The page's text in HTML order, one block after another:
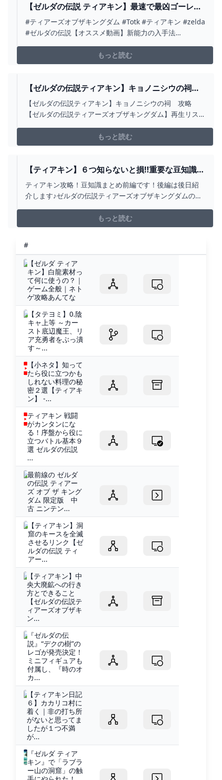
【ゼルダの伝説 ティアキン】最速で最凶ゴーレム
を”仲間”にする攻略方法を徹底解説！「太古より
の導き編」【ゼルダの伝説ティアーズオブザキン
#ティアーズオブザキングダム #Totk #ティアキン #zelda
#ゼルダの伝説【オススメ動画】新能力の入手法
https://youtu.be/vv3gH0X_k_kダークリンク入手法
https://youtu.be/r6xdYau...
もっと読む
【ゼルダの伝説ティアキン】キョノニシウの祠
攻略【ゼルダの伝説ティアーズオブザキングダ
ム】 - YOUTUBE
【ゼルダの伝説ティアキン】キョノニシウの祠 攻略
【ゼルダの伝説ティアーズオブザキングダム】再生リス
いです(^ω^*)⇩ のURLは再生リストのリンクです(^ω^*)
https://www.youtube.com/playlist?list=PLw30CFIEv9...
もっと読む
【ティアキン】６つ知らないと損!!重要な豆知識ま
とめ前編!!【ティアーズオブザキングダム】 -
YOUTUBE
ティアキン攻略！豆知識まとめ前編です！後編は後日紹
介します♪ゼルダの伝説ティアーズオブザキングダムの最
すすめ動画◆・常に大量所持必須級の４種アイテム大量
入手まとめhttps://youtu.be/2QtXjL06vDE・キースの目
もっと読む
#
【ゼルダ ティア
キン】白龍素材っ
て何に使うの？｜
ゲーム全般｜ネト
ゲ攻略あんてな
【タテヨミ】0.陰
キャ上等 ～カー
スト底辺魔王、リ
ア充勇者をぶっ潰
す～...
【小ネタ】知って
たら役に立つかも
しれない料理の秘
密２選【ティアキ
ン】 -...
ティアキン 戦闘
がカンタンにな
る！序盤から役に
立つバトル基本９
選 ゼルダの伝説
...
最前線の ゼルダ
の伝説 ティアー
ズ オブ ザ キング
ダム 限定版 中
古 ニンテン...
【ティアキン】洞
窟のキースを全滅
させるリンク【ゼ
ルダの伝説 ティ
アー...
【ティアキン】中
央大廃鉱への行き
方とできること
【ゼルダの伝説テ
ィアーズオブザキ
ン...
『ゼルダの伝
説』“デクの樹”の
レゴが発売決定！
ミニフィギュアも
付属し、『時のオ
カ...
【ティアキン日記
６】カカリコ村に
着く｜非の打ち所
がないと思ってま
したが１つ不満
が...
『ゼルダ ティア
キン』で「ラブラ
ー山の洞窟」の触